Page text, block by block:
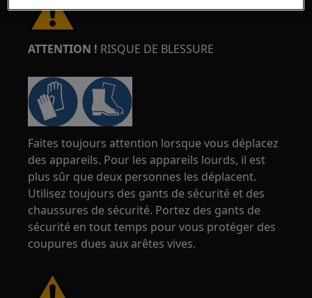
ATTENTION ! RISQUE DE BLESSURE
Faites toujours attention lorsque vous déplacez
des appareils. Pour les appareils lourds, il est
plus sûr que deux personnes les déplacent.
Utilisez toujours des gants de sécurité et des
chaussures de sécurité. Portez des gants de
sécurité en tout temps pour vous protéger des
coupures dues aux arêtes vives.